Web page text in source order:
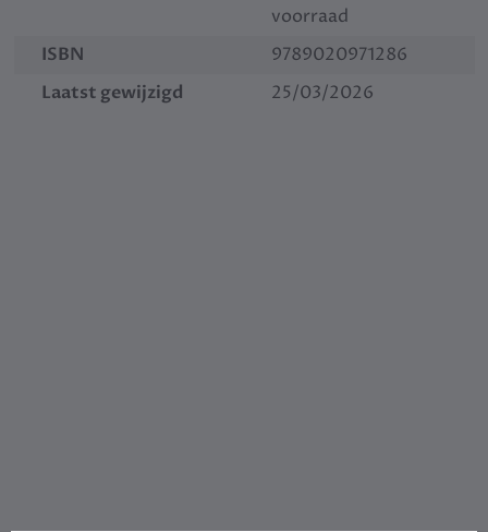
voorraad
ISBN
9789020971286
Laatst gewijzigd
25/03/2026